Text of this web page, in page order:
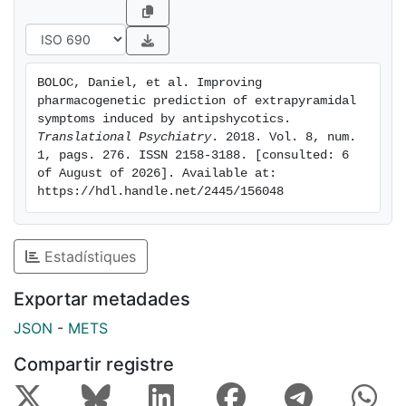
than the original.
BOLOC, Daniel, et al. Improving
pharmacogenetic prediction of extrapyramidal
Translational Psychiatry. 2018. Vol. 8, num.
1, pags. 276. ISSN 2158-3188. [consulted: 6
of August of 2026]. Available at:
https://hdl.handle.net/2445/156048
Estadístiques
Exportar metadades
JSON - METS
Compartir registre